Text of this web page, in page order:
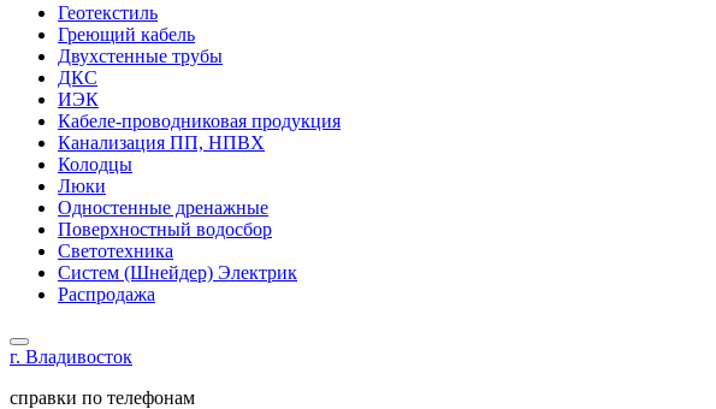
Геотекстиль
Греющий кабель
Двухстенные трубы
ДКС
ИЭК
Кабеле-проводниковая продукция
Канализация ПП, НПВХ
Колодцы
Люки
Одностенные дренажные
Поверхностный водосбор
Светотехника
Систем (Шнейдер) Электрик
Распродажа
г. Владивосток
справки по телефонам